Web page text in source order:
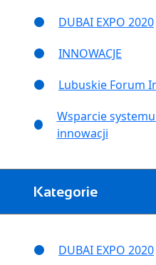
DUBAI EXPO 2020
INNOWACJE
Lubuskie Forum
Wsparcie
innowacji
Kategorie
DUBAI EXPO 2020